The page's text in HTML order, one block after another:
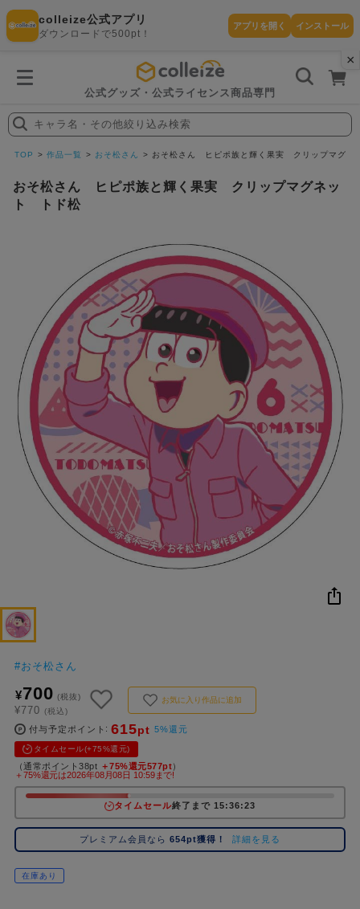
×
colleize公式アプリ
ダウンロードで500pt！
アプリを開く インストール
公式グッズ・公式ライセンス商品専門
探
す
在庫あり
(即納)
商品
セール
ランキン
グ
おすすめ
商品
書籍
NEW
colleize B
OX
コ
レ
イ
ズ
注
目
ー
ワ
キャラ名・その他絞り込み検索
TOP 作品一覧 おそ松さん おそ松さん ヒピポ族と輝く果実 クリップマグ
おそ松さん ヒピポ族と輝く果実 クリップマグネッ
ト トド松
#おそ松さん
¥700 (税抜)
¥770 (税込)
お気に入り作品に追加
付与予定ポイント 615pt 5%還元
タイムセール(+75%還元)
（通常ポイント38pt ＋75%還元577pt）
＋75%還元は2026年08月08日 10:59まで!
タイムセール終了まで 15:36:22
プレミアム会員なら 654pt獲得！ 詳細を見る
在庫あり